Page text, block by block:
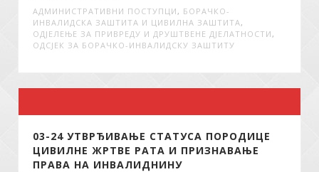
АДМИНИСТРАТИВНИ ПОСТУПЦИ , БОРАЧКО-
ИНВАЛИДСКА ЗАШТИТА И ЦИВИЛНА ЗАШТИТА ,
ОДЈЕЛЕЊЕ ЗА ПРИВРЕДУ И ДРУШТВЕНЕ ДЈЕЛАТНОСТИ ,
ОДСЈЕК ЗА БОРАЧКО-ИНВАЛИДСКУ ЗАШТИТУ
03-24 УТВРЂИВАЊЕ СТАТУСА ПОРОДИЦЕ
ЦИВИЛНЕ ЖРТВЕ РАТА И ПРИЗНАВАЊЕ
ПРАВА НА ИНВАЛИДНИНУ